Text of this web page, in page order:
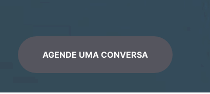
AGENDE UMA CONVERSA